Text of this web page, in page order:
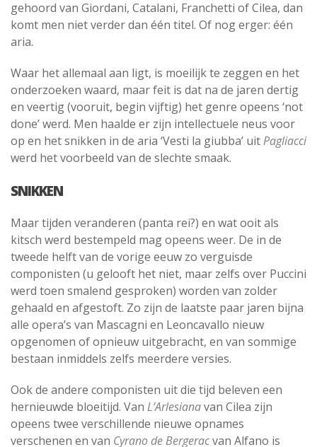
gehoord van Giordani, Catalani, Franchetti of Cilea, dan
komt men niet verder dan één titel. Of nog erger: één
aria.
Waar het allemaal aan ligt, is moeilijk te zeggen en het
onderzoeken waard, maar feit is dat na de jaren dertig
en veertig (vooruit, begin vijftig) het genre opeens ‘not
done’ werd. Men haalde er zijn intellectuele neus voor
op en het snikken in de aria ‘Vesti la giubba’ uitPagliacci
werd het voorbeeld van de slechte smaak.
SNIKKEN
Maar tijden veranderen (panta rei?) en wat ooit als
kitsch werd bestempeld mag opeens weer. De in de
tweede helft van de vorige eeuw zo verguisde
componisten (u gelooft het niet, maar zelfs over Puccini
werd toen smalend gesproken) worden van zolder
gehaald en afgestoft. Zo zijn de laatste paar jaren bijna
alle opera’s van Mascagni en Leoncavallo nieuw
opgenomen of opnieuw uitgebracht, en van sommige
bestaan inmiddels zelfs meerdere versies.
Ook de andere componisten uit die tijd beleven een
hernieuwde bloeitijd. Van L’Arlesianavan Cilea zijn
opeens twee verschillende nieuwe opnames
verschenen en van Cyrano de Bergeracvan Alfano is